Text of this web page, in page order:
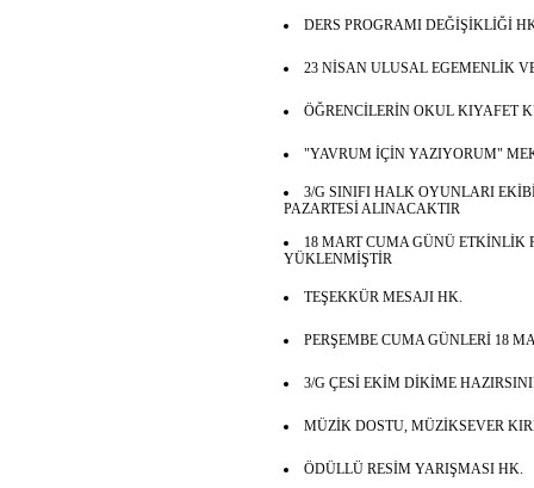
DERS PROGRAMI DEĞİŞİKLİĞİ
23 NİSAN ULUSAL EGEMENLİK
ÖĞRENCİLERİN OKUL KIYAFET
"YAVRUM İÇİN YAZIYORUM"
3/G SINIFI HALK OYUNLARI
PAZARTESİ ALINACAKTIR
18 MART CUMA GÜNÜ ETKİNLİK
YÜKLENMİŞTİR
TEŞEKKÜR MESAJI HK.
PERŞEMBE CUMA GÜNLERİ 18
3/G ÇESİ EKİM DİKİME
MÜZİK DOSTU, MÜZİKSEVER
ÖDÜLLÜ RESİM YARIŞMASI HK.